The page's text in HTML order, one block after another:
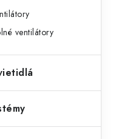
ventilátory